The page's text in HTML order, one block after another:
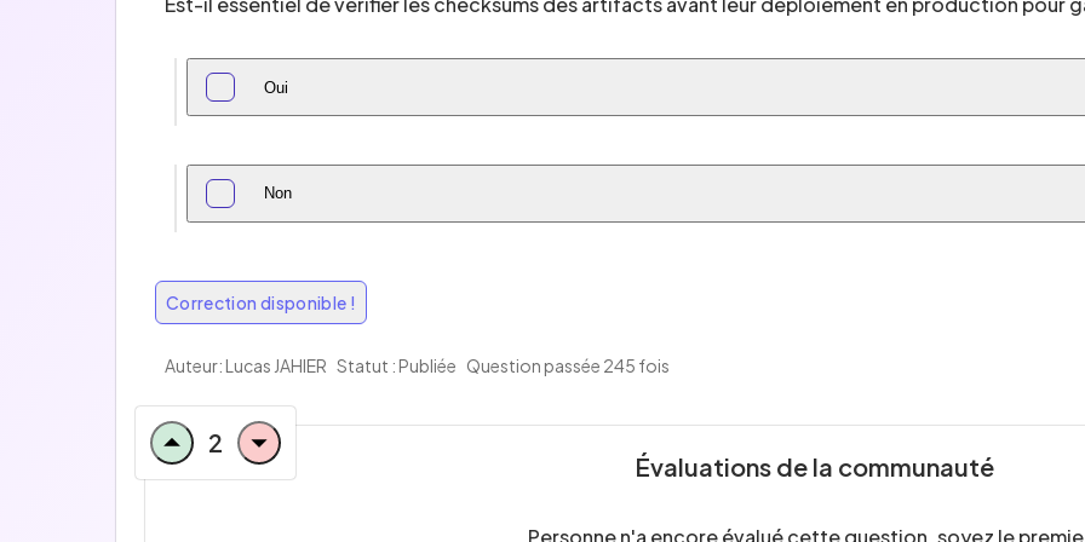
Oui
Non
Correction disponible !
Auteur: Lucas JAHIER Statut : Publiée Question passée 245 fois
2
Évaluations de la communauté
Personne n'a encore évalué cette question, soyez le